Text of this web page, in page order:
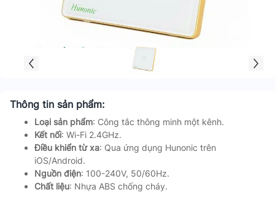
Thông tin sản phẩm:
Loại sản phẩm: Công tắc thông minh một kênh.
Kết nối: Wi-Fi 2.4GHz.
Điều khiển từ xa: Qua ứng dụng Hunonic trên
iOS/Android.
Nguồn điện: 100-240V, 50/60Hz.
Chất liệu: Nhựa ABS chống cháy.